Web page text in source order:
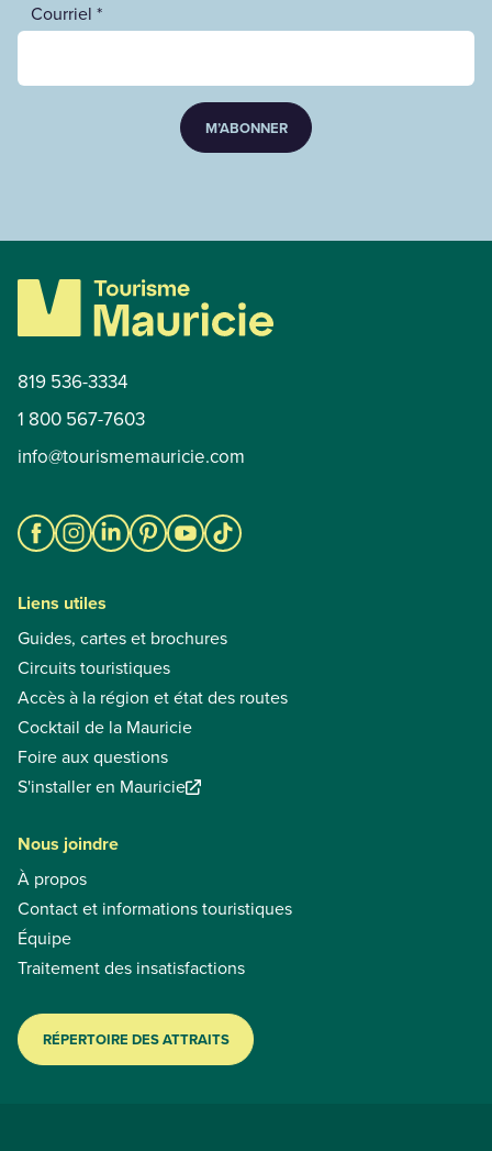
Courriel *
M’ABONNER
819 536-3334
1 800 567-7603
info@tourismemauricie.com
Liens utiles
Guides, cartes et brochures
Circuits touristiques
Accès à la région et état des routes
Cocktail de la Mauricie
Foire aux questions
S'installer en Mauricie
Nous joindre
À propos
Contact et informations touristiques
Équipe
Traitement des insatisfactions
RÉPERTOIRE DES ATTRAITS